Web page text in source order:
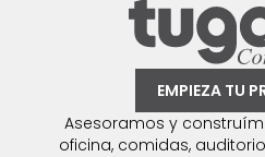
EMPIEZA TU
Asesoramos y
oficina, comidas,